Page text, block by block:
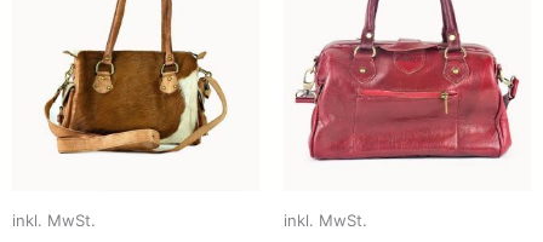
inkl. MwSt.
mehrere
Varianten
auf
inkl. MwSt.
mehrere
Varianten
auf.
Optionen
auf